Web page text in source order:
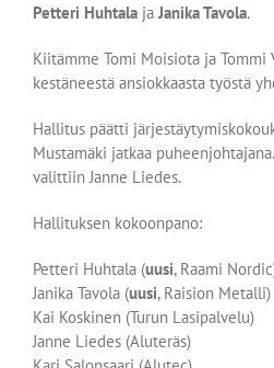
Petteri Huhtala ja Janika Tavola.
Kiitämme Tomi Moisiota ja Tommi
kestäneestä ansiokkaasta työstä
Hallitus päätti
Mustamäki jatkaa
valittiin Janne Liedes.
Hallituksen kokoonpano:
Petteri Huhtala (uusi, Raami
Janika Tavola (uusi, Raision Metalli)
Kai Koskinen (Turun Lasipalvelu)
Janne Liedes (Aluteräs)